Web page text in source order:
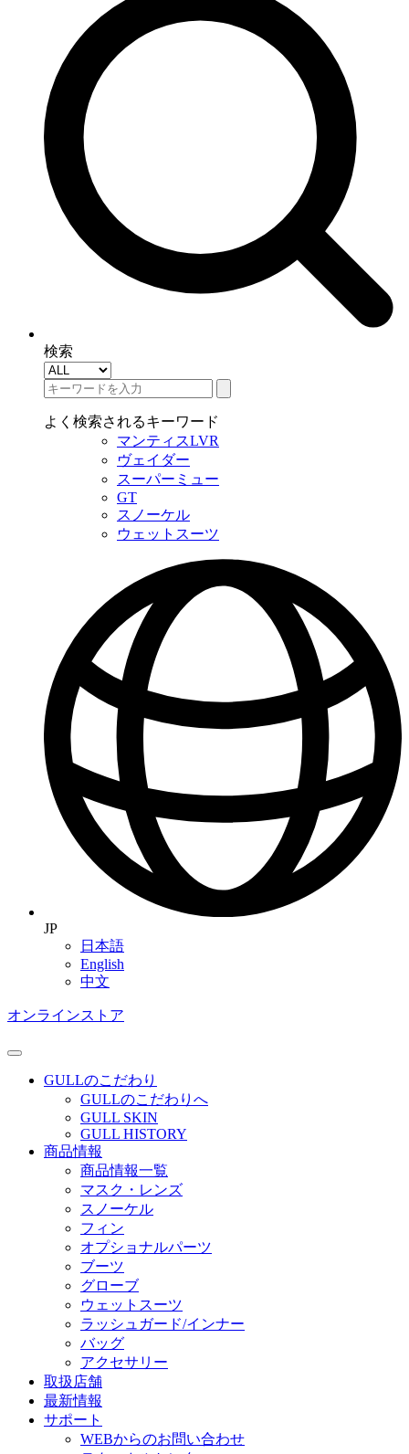
検索
よく検索されるキーワード
マンティスLVR
ヴェイダー
スーパーミュー
GT
スノーケル
ウェットスーツ
JP
日本語
English
中文
オンラインストア
GULLのこだわり
GULLのこだわりへ
GULL SKIN
GULL HISTORY
商品情報
商品情報一覧
マスク・レンズ
スノーケル
フィン
オプショナルパーツ
ブーツ
グローブ
ウェットスーツ
ラッシュガード/インナー
バッグ
アクセサリー
取扱店舗
最新情報
サポート
WEBからのお問い合わせ